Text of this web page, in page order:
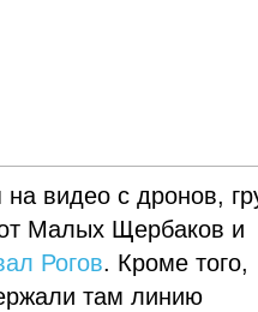
видео с дронов,
Малых Щербаков и
Рогов. Кроме того,
там линию